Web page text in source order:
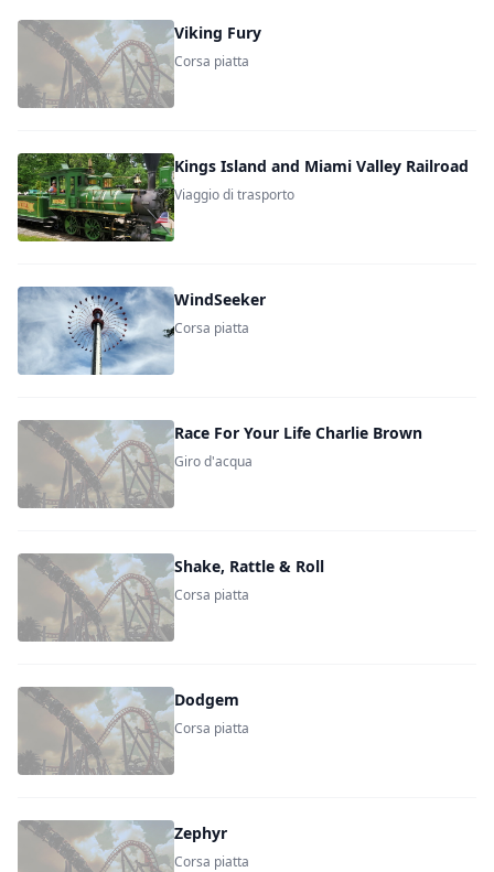
Viking Fury
Corsa piatta
Kings Island and Miami Valley Railroad
Viaggio di trasporto
WindSeeker
Corsa piatta
Race For Your Life Charlie Brown
Giro d'acqua
Shake, Rattle & Roll
Corsa piatta
Dodgem
Corsa piatta
Zephyr
Corsa piatta